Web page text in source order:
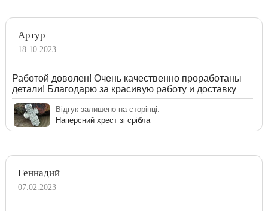
Артур
18.10.2023
Работой доволен! Очень качественно проработаны
детали! Благодарю за красивую работу и доставку
Відгук залишено на сторінці:
Наперсний хрест зі срібла
Геннадий
07.02.2023